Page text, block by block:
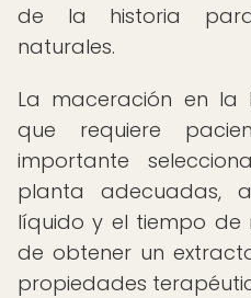
de la historia
naturales.
La maceración en la
que requiere
importante
planta adecuadas,
líquido y el tiempo de
de obtener un
propiedades